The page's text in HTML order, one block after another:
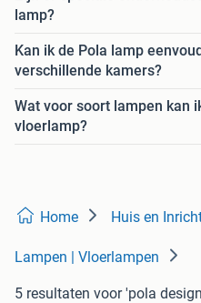
lamp?
Kan ik de Pola lamp
verschillende kamers?
Wat voor soort lampen kan
vloerlamp?
Home Huis en
Lampen | Vloerlampen
5 resultaten voor 'pola